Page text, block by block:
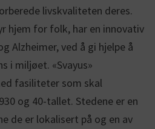
livskvaliteten deres.
hjem for folk, har en innovativ
Alzheimer, ved å gi hjelpe å
i miljøet. «Svayus»
fasiliteter som skal
og 40-tallet. Stedene er en
de er lokalisert på og en av